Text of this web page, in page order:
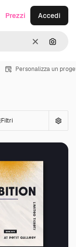
CancellaCerca
Prezzi Accedi
Personalizza un
Filtri